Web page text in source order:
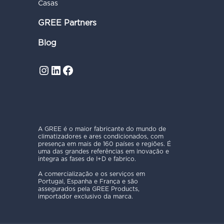
Casas
GREE Partners
Blog
Instagram
LinkedIn
Facebook
A GREE é o maior fabricante do mundo de
climatizadores e ares condicionados, com
presença em mais de 160 países e regiões. É
uma das grandes referências em inovação e
integra as fases de I+D e fabrico.
A comercialização e os serviços em
Portugal, Espanha e França e são
assegurados pela GREE Products,
importador exclusivo da marca.